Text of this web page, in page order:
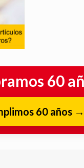
60
60 años →